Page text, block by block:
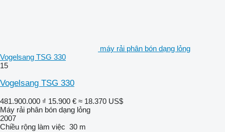
máy rải phân bón dạng lỏng
Vogelsang TSG 330
15
Vogelsang TSG 330
481.900.000 ₫ 15.900 € ≈ 18.370 US$
Máy rải phân bón dạng lỏng
2007
Chiều rộng làm việc 30 m